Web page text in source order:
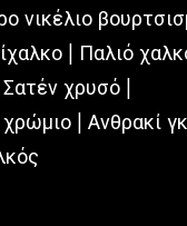
νικέλιο
| Παλιό
χρυσό |
| Ανθρακί